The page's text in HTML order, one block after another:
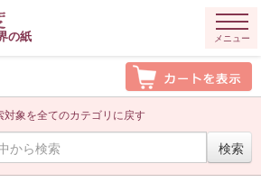
の紙 メニュー
対象を全てのカテゴリに戻す